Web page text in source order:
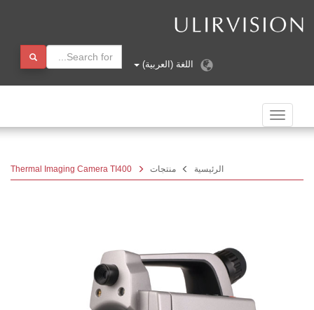
اللغة (العربية)
الملاحة
تبديل
الرئيسية منتجات Thermal Imaging Camera TI400